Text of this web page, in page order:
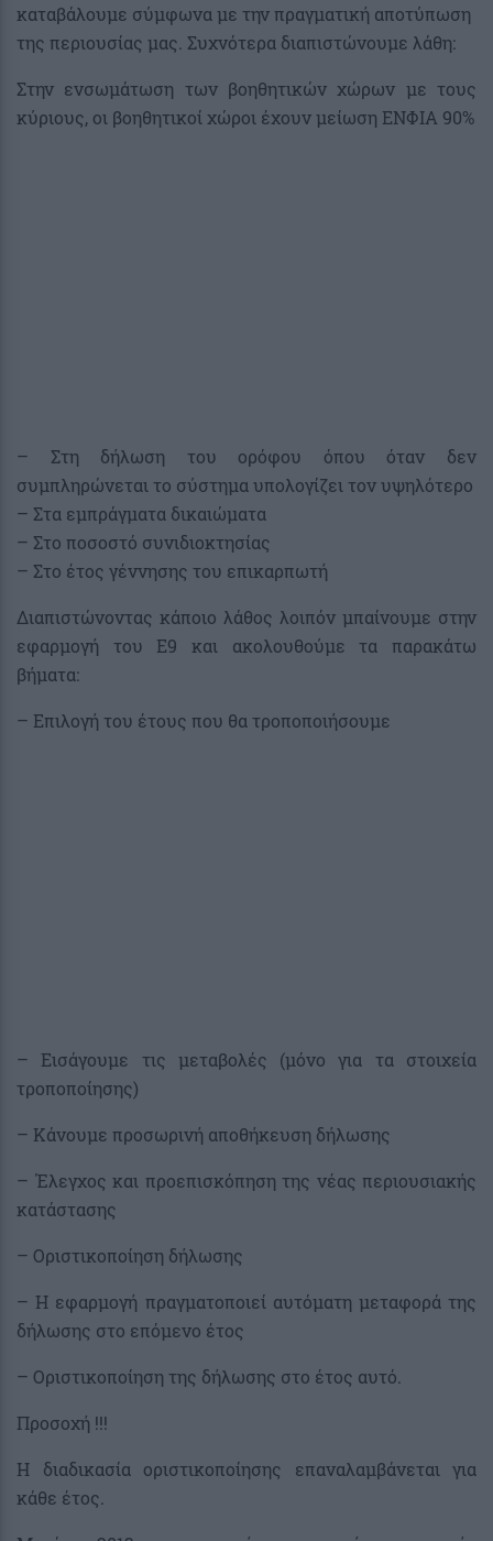
καταβάλουμε σύμφωνα με την πραγματική αποτύπωση
της περιουσίας μας. Συχνότερα διαπιστώνουμε λάθη:
Στην ενσωμάτωση των βοηθητικών χώρων με τους
κύριους, οι βοηθητικοί χώροι έχουν μείωση ΕΝΦΙΑ 90%
– Στη δήλωση του ορόφου όπου όταν δεν
συμπληρώνεται το σύστημα υπολογίζει τον υψηλότερο
– Στα εμπράγματα δικαιώματα
– Στο ποσοστό συνιδιοκτησίας
– Στο έτος γέννησης του επικαρπωτή
Διαπιστώνοντας κάποιο λάθος λοιπόν μπαίνουμε στην
εφαρμογή του Ε9 και ακολουθούμε τα παρακάτω
βήματα:
– Επιλογή του έτους που θα τροποποιήσουμε
– Εισάγουμε τις μεταβολές (μόνο για τα στοιχεία
τροποποίησης)
– Κάνουμε προσωρινή αποθήκευση δήλωσης
– Έλεγχος και προεπισκόπηση της νέας περιουσιακής
κατάστασης
– Οριστικοποίηση δήλωσης
– Η εφαρμογή πραγματοποιεί αυτόματη μεταφορά της
δήλωσης στο επόμενο έτος
– Οριστικοποίηση της δήλωσης στο έτος αυτό.
Προσοχή !!!
Η διαδικασία οριστικοποίησης επαναλαμβάνεται για
κάθε έτος.